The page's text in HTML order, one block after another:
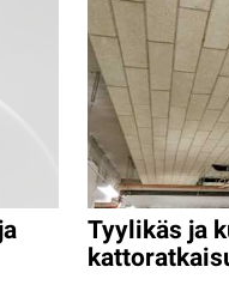
Tyylikäs ja